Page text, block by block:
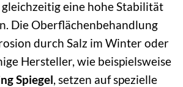
eine hohe Stabilität
Die Oberflächenbehandlung
durch Salz im Winter oder
Hersteller, wie beispielsweise
Spiegel, setzen auf spezielle